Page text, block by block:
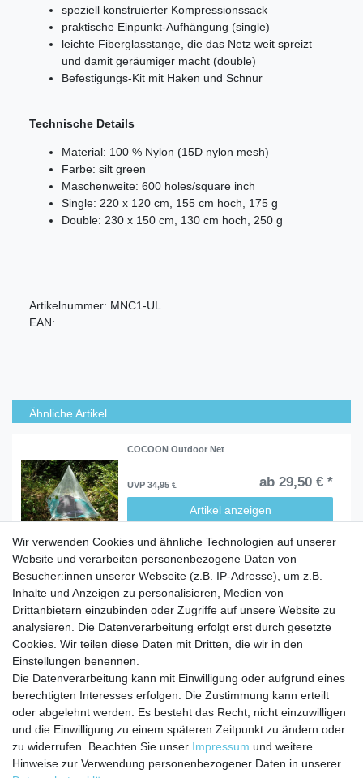
speziell konstruierter Kompressionssack
praktische Einpunkt-Aufhängung (single)
leichte Fiberglasstange, die das Netz weit spreizt
und damit geräumiger macht (double)
Befestigungs-Kit mit Haken und Schnur
Technische Details
Material: 100 % Nylon (15D nylon mesh)
Farbe: silt green
Maschenweite: 600 holes/square inch
Single: 220 x 120 cm, 155 cm hoch, 175 g
Double: 230 x 150 cm, 130 cm hoch, 250 g
Artikelnummer: MNC1-UL
EAN:
Ähnliche Artikel
COCOON Outdoor Net
UVP 34,95 € ab 29,50 € *
Artikel anzeigen
Wir verwenden Cookies und ähnliche Technologien auf unserer
Website und verarbeiten personenbezogene Daten von
Besucher:innen unserer Webseite (z.B. IP-Adresse), um z.B.
Inhalte und Anzeigen zu personalisieren, Medien von
Drittanbietern einzubinden oder Zugriffe auf unsere Website zu
analysieren. Die Datenverarbeitung erfolgt erst durch gesetzte
Cookies. Wir teilen diese Daten mit Dritten, die wir in den
Einstellungen benennen.
Die Datenverarbeitung kann mit Einwilligung oder aufgrund eines
berechtigten Interesses erfolgen. Die Zustimmung kann erteilt
oder abgelehnt werden. Es besteht das Recht, nicht einzuwilligen
und die Einwilligung zu einem späteren Zeitpunkt zu ändern oder
zu widerrufen. Beachten Sie unser Impressum und weitere
Hinweise zur Verwendung personenbezogener Daten in unserer
Service
Zahlungarten
Versandkosten
Batterierücknahmeverordnung
Kostenloser Newsletter
E-MAIL **
Newsletter
Honig
Daten­schutz­erklärung
Einwilligung kann ich jederzeit widerrufen.**